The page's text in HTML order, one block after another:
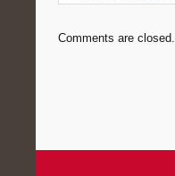
Comments are closed.